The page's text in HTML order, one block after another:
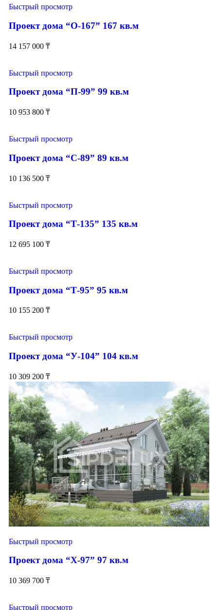
Быстрый просмотр
Проект дома “О-167” 167 кв.м
14 157 000 ₸
Быстрый просмотр
Проект дома “П-99” 99 кв.м
10 953 800 ₸
Быстрый просмотр
Проект дома “С-89” 89 кв.м
10 136 500 ₸
Быстрый просмотр
Проект дома “Т-135” 135 кв.м
12 695 100 ₸
Быстрый просмотр
Проект дома “Т-95” 95 кв.м
10 155 200 ₸
Быстрый просмотр
Проект дома “У-104” 104 кв.м
10 309 200 ₸
Быстрый просмотр
Проект дома “Х-97” 97 кв.м
10 369 700 ₸
Быстрый просмотр